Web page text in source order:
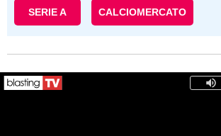
SERIE A CALCIOMERCATO